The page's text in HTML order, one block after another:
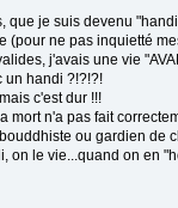
que je suis devenu
(pour ne pas inquietté
j'avais une vie
un handi ?!?!?!
c'est dur !!!
mort n'a pas fait
ou gardien de
on le vie...quand on en